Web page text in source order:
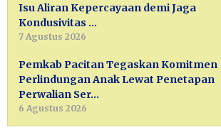
Isu Aliran Kepercayaan demi Jaga
Kondusivitas …
7 Agustus 2026
Pemkab Pacitan Tegaskan Komitmen
Perlindungan Anak Lewat Penetapan
Perwalian Ser…
6 Agustus 2026